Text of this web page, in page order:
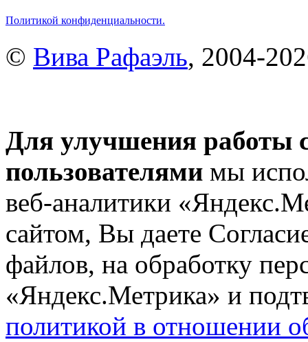
Политикой конфиденциальности.
© Вива Рафаэль, 2004-
Для улучшения работы
пользователями мы
веб-аналитики
сайтом, Вы даете
файлов, на обработку
«Яндекс.Метрика» и
политикой в отношении